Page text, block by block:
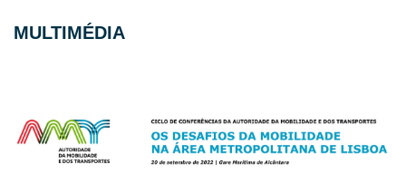
MULTIMÉDIA